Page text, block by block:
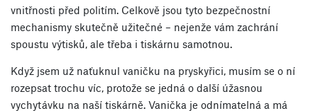
vnitřnosti před politím. Celkově jsou tyto bezpečnostní
mechanismy skutečně užitečné – nejenže vám zachrání
spoustu výtisků, ale třeba i tiskárnu samotnou.
Když jsem už naťuknul vaničku na pryskyřici, musím se o ní
rozepsat trochu víc, protože se jedná o další úžasnou
vychytávku na naší tiskárně. Vanička je odnímatelná a má